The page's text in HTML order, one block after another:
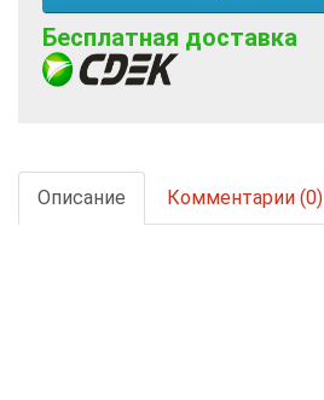
Бесплатная доставка
Описание Комментарии (0)